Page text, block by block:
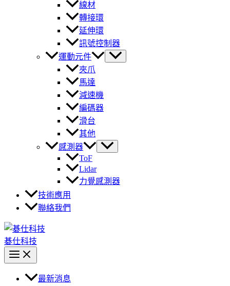
線材
轉接環
延伸環
訊號控制器
運動元件
夾爪
馬達
減速機
編碼器
滑台
其他
感測器
ToF
Lidar
力覺感測器
技術應用
聯絡我們
碁仕科技
最新消息